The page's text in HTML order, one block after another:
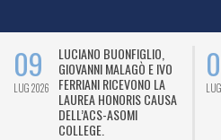
09
LUG 2026
LUCIANO BUONFIGLIO,
GIOVANNI MALAGÒ E IVO
FERRIANI RICEVONO LA
LAUREA HONORIS CAUSA
DELL’ACS-ASOMI
COLLEGE.